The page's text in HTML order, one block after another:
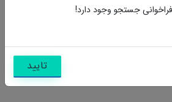
جستجو وجود دارد!
تایید